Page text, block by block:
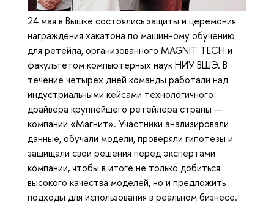
24 мая в Вышке состоялись защиты и церемония
награждения хакатона по машинному обучению
для ретейла, организованного MAGNIT TECH и
факультетом компьютерных наук НИУ ВШЭ. В
течение четырех дней команды работали над
индустриальными кейсами технологичного
драйвера крупнейшего ретейлера страны —
компании «Магнит». Участники анализировали
данные, обучали модели, проверяли гипотезы и
защищали свои решения перед экспертами
компании, чтобы в итоге не только добиться
высокого качества моделей, но и предложить
подходы для использования в реальном бизнесе.